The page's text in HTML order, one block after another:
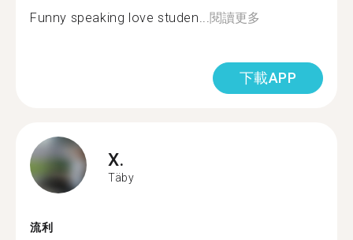
Funny speaking love studen...閱讀更多
下載APP
X.
Täby
流利